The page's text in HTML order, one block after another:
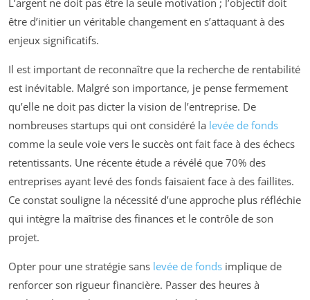
être d’initier un véritable changement en s’attaquant à des
enjeux significatifs.
Il est important de reconnaître que la recherche de rentabilité
est inévitable. Malgré son importance, je pense fermement
qu’elle ne doit pas dicter la vision de l’entreprise. De
nombreuses startups qui ont considéré la levée de fonds
comme la seule voie vers le succès ont fait face à des échecs
retentissants. Une récente étude a révélé que 70% des
entreprises ayant levé des fonds faisaient face à des faillites.
Ce constat souligne la nécessité d’une approche plus réfléchie
qui intègre la maîtrise des finances et le contrôle de son
projet.
Opter pour une stratégie sans levée de fonds implique de
renforcer son rigueur financière. Passer des heures à